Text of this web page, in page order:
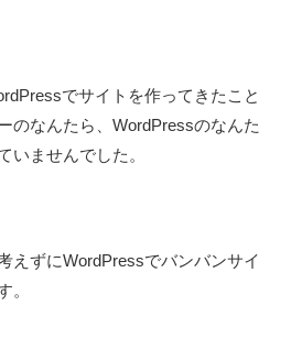
でサイトを作ってきたこと
のなんたら、WordPressのなんた
いませんでした。
えずにWordPressでバンバンサイ
。